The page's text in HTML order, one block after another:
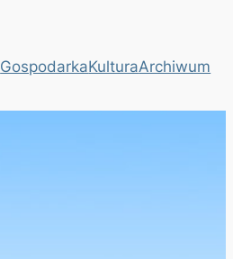
GospodarkaKulturaArchiwum